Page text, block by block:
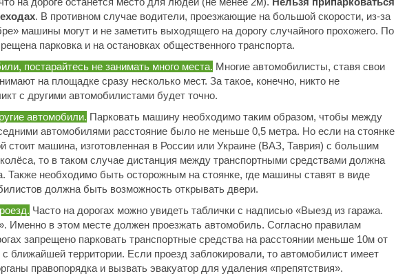
. В противном случае водители, проезжающие на большой скорости, из-за
машины могут и не заметить выходящего на дорогу случайного прохожего. По
парковка и на остановках общественного транспорта.
постарайтесь не занимать много места. Многие автомобилисты, ставя свои
на площадке сразу несколько мест. За такое, конечно, никто не
с другими автомобилистами будет точно.
автомобили. Парковать машину необходимо таким образом, чтобы между
автомобилями расстояние было не меньше 0,5 метра. Но если на стоянке
стоит машина, изготовленная в России или Украине (ВАЗ, Таврия) с большим
то в таком случае дистанция между транспортными средствами должна
Также необходимо быть осторожным на стоянке, где машины ставят в виде
должна быть возможность открывать двери.
Часто на дорогах можно увидеть таблички с надписью «Выезд из гаража.
Именно в этом месте должен проезжать автомобиль. Согласно правилам
запрещено парковать транспортные средства на расстоянии меньше 10м от
ближайшей территории. Если проезд заблокировали, то автомобилист имеет
правопорядка и вызвать эвакуатор для удаления «препятствия».